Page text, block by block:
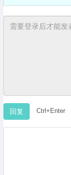
Ctrl+Enter